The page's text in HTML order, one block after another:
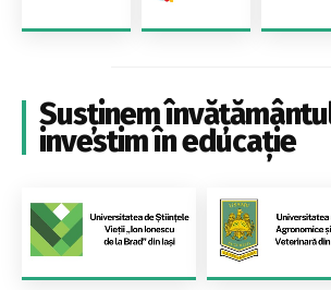
Susținem
investim în educație